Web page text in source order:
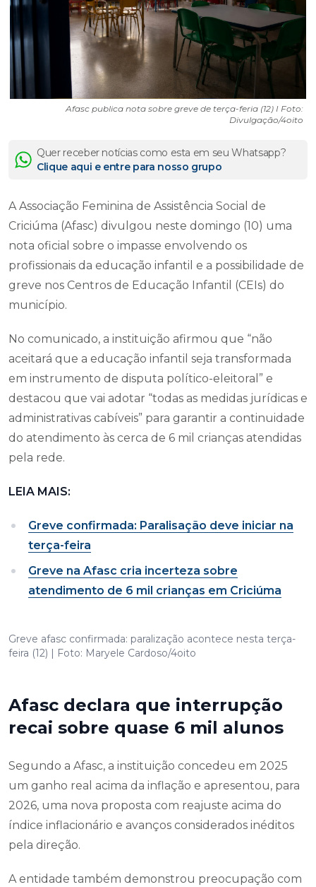
Afasc publica nota sobre greve de terça-feria (12) I Foto:
Divulgação/4oito
Quer receber notícias como esta em seu Whatsapp?
Clique aqui e entre para nosso grupo
A Associação Feminina de Assistência Social de
Criciúma (Afasc) divulgou neste domingo (10) uma
nota oficial sobre o impasse envolvendo os
profissionais da educação infantil e a possibilidade de
greve nos Centros de Educação Infantil (CEIs) do
município.
No comunicado, a instituição afirmou que “não
aceitará que a educação infantil seja transformada
em instrumento de disputa político-eleitoral” e
destacou que vai adotar “todas as medidas jurídicas e
administrativas cabíveis” para garantir a continuidade
do atendimento às cerca de 6 mil crianças atendidas
pela rede.
LEIA MAIS:
Greve confirmada: Paralisação deve iniciar na
terça-feira
Greve na Afasc cria incerteza sobre
atendimento de 6 mil crianças em Criciúma
Greve afasc confirmada: paralização acontece nesta terça-
feira (12) | Foto: Maryele Cardoso/4oito
Afasc declara que interrupção
recai sobre quase 6 mil alunos
Segundo a Afasc, a instituição concedeu em 2025
um ganho real acima da inflação e apresentou, para
2026, uma nova proposta com reajuste acima do
índice inflacionário e avanços considerados inéditos
pela direção.
A entidade também demonstrou preocupação com